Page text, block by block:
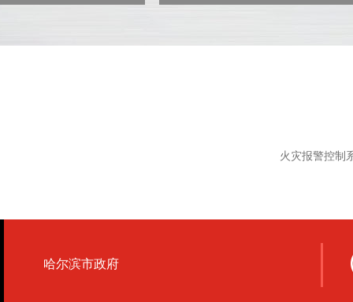
火灾报警控制
哈尔滨市政府